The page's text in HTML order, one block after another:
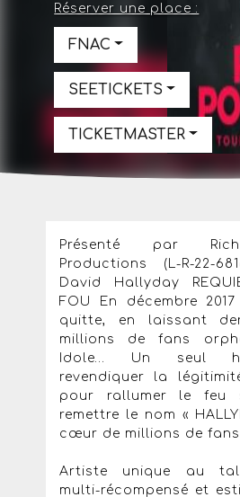
Réserver une place :
FNAC
SEETICKETS
TICKETMASTER
Présenté par
Productions (L-R-22-
David Hallyday
FOU En décembre
quitte, en laissant
millions de fans
Idole… Un seul
revendiquer la
pour rallumer le feu
remettre le nom «
cœur de millions de fans.
Artiste unique au
multi-récompensé et